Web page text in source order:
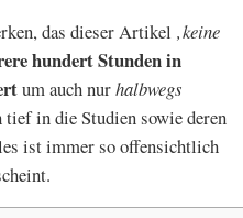
das dieser Artikel ‚keine
hundert Stunden in
um auch nurhalbwegs
tief in die Studien sowie deren
ist immer so offensichtlich